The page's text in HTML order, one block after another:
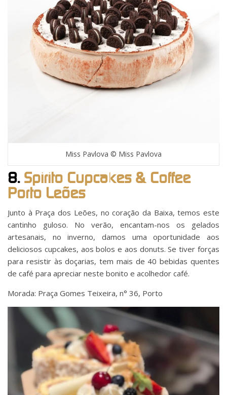
Miss Pavlova © Miss Pavlova
8. Spirito Cupcakes & Coffee
Porto Leões
Junto à Praça dos Leões, no coração da Baixa, temos este
cantinho guloso. No verão, encantam-nos os gelados
artesanais, no inverno, damos uma oportunidade aos
deliciosos cupcakes, aos bolos e aos donuts. Se tiver forças
para resistir às doçarias, tem mais de 40 bebidas quentes
de café para apreciar neste bonito e acolhedor café.
Morada: Praça Gomes Teixeira, n° 36, Porto